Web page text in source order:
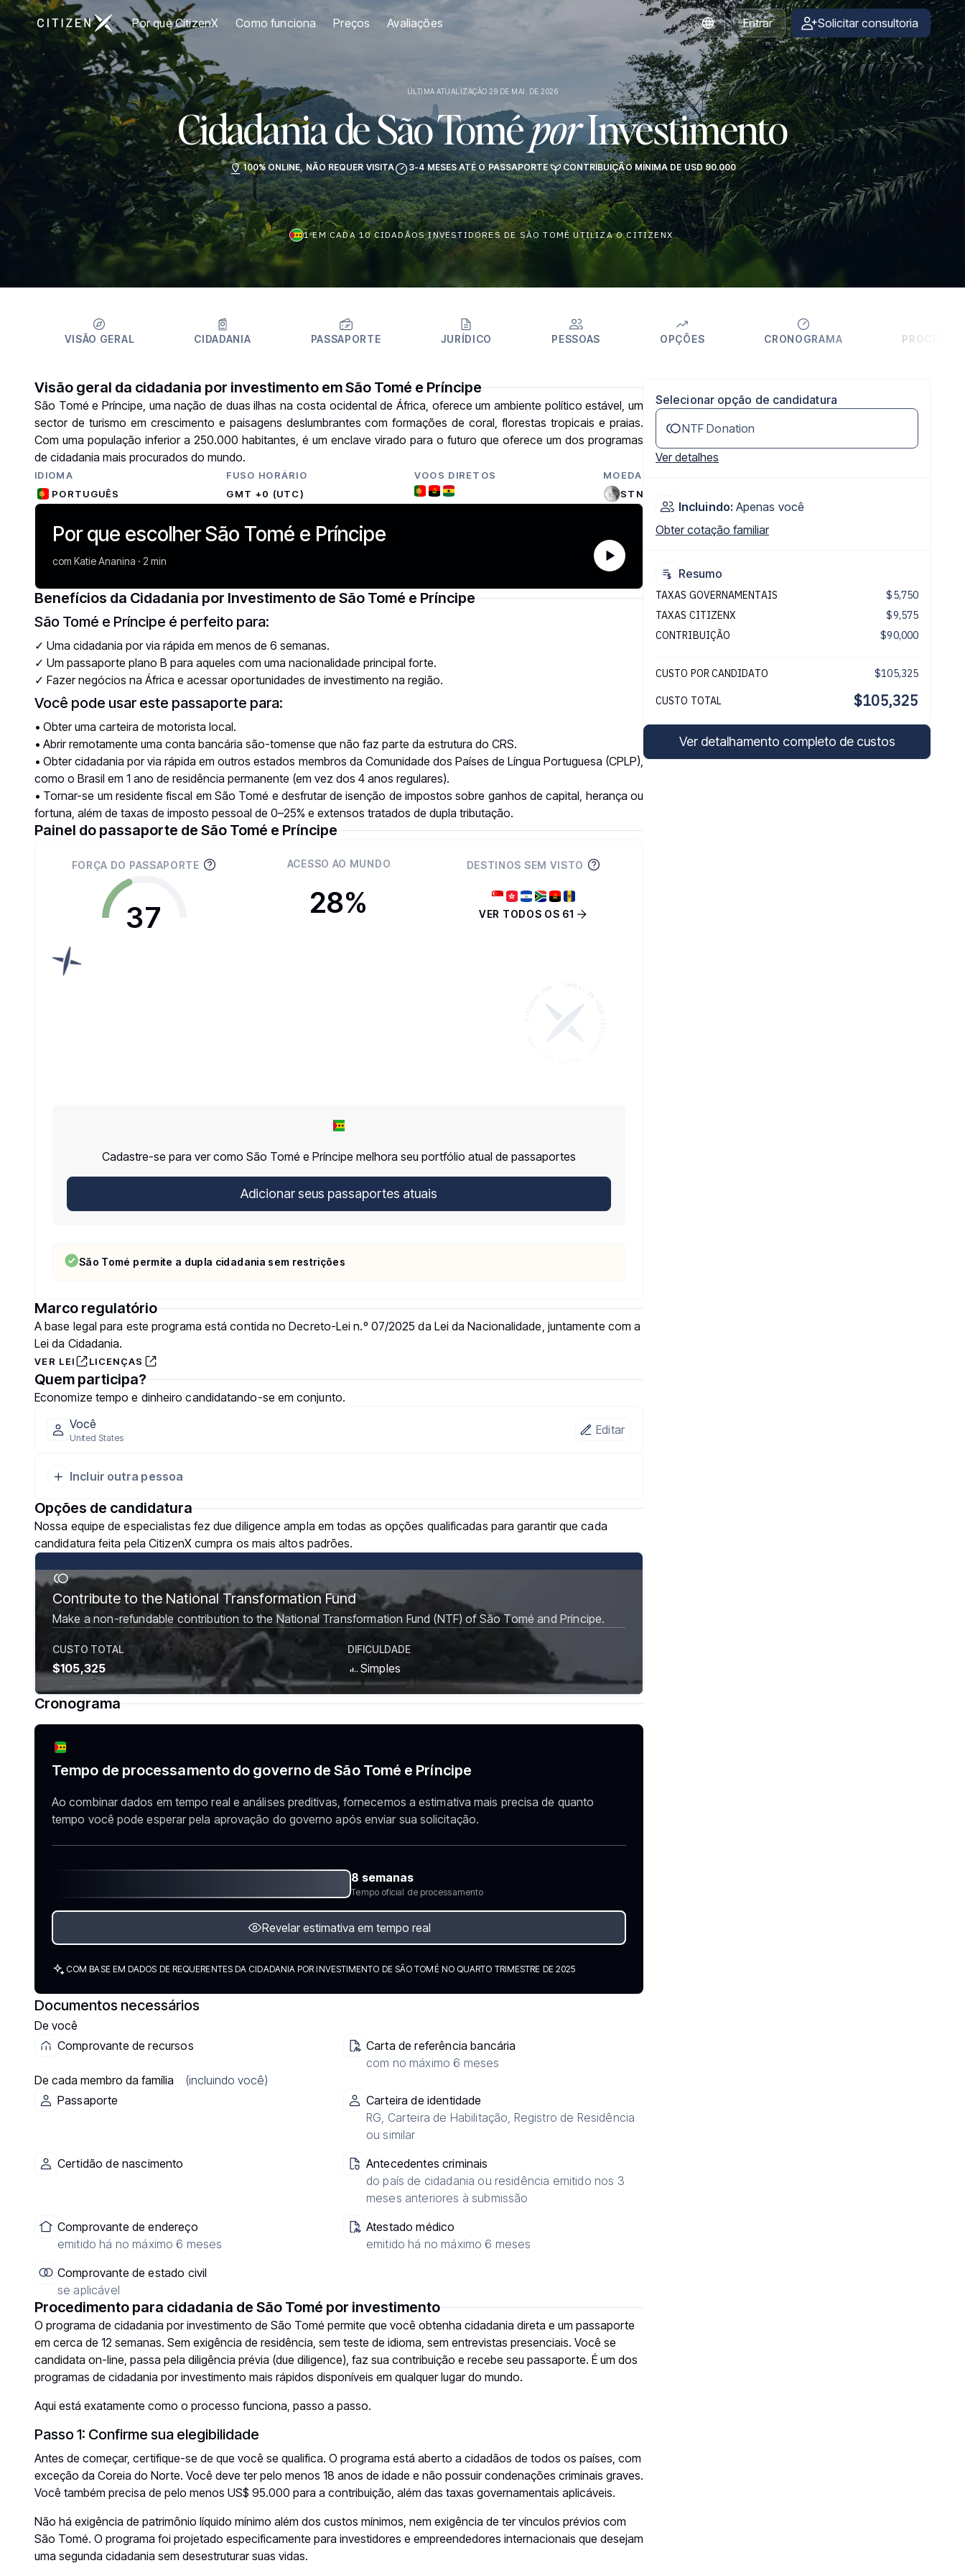
Ir para a página inicial da CitizenX
Por que CitizenX Como funciona Preços Avaliações
Portuguese
Entrar Solicitar consultoria
ÚLTIMA ATUALIZAÇÃO 29 DE MAI. DE 2026
Cidadania de São ToméporInvestimento
100% ONLINE, NÃO REQUER VISITA 3-4 MESES ATÉ O PASSAPORTE CONTRIBUIÇÃO MÍNIMA DE USD 90.000
1 EM CADA 10 CIDADÃOS INVESTIDORES DE SÃO TOMÉ UTILIZA O CITIZENX
VISÃO GERAL CIDADANIA PASSAPORTE JURÍDICO PESSOAS OPÇÕES CRONOGRAMA
Visão geral da cidadania por investimento em São Tomé e Príncipe
São Tomé e Príncipe, uma nação de duas ilhas na costa ocidental de África, oferece um ambiente político estável, um
sector de turismo em crescimento e paisagens deslumbrantes com formações de coral, florestas tropicais e praias.
Com uma população inferior a 250.000 habitantes, é um enclave virado para o futuro que oferece um dos programas
de cidadania mais procurados do mundo.
IDIOMA
PORTUGUÊS
FUSO HORÁRIO
GMT +0 (UTC)
VOOS DIRETOS
MOEDA
STN
Por que escolher São Tomé e Príncipe
com Katie Ananina · 2 min
Benefícios da Cidadania por Investimento de São Tomé e Príncipe
São Tomé e Príncipe é perfeito para:
✓ Uma cidadania por via rápida em menos de 6 semanas.
✓ Um passaporte plano B para aqueles com uma nacionalidade principal forte.
✓ Fazer negócios na África e acessar oportunidades de investimento na região.
Você pode usar este passaporte para:
• Obter uma carteira de motorista local.
• Abrir remotamente uma conta bancária são-tomense que não faz parte da estrutura do CRS.
• Obter cidadania por via rápida em outros estados membros da Comunidade dos Países de Língua Portuguesa (CPLP),
como o Brasil em 1 ano de residência permanente (em vez dos 4 anos regulares).
• Tornar-se um residente fiscal em São Tomé e desfrutar de isenção de impostos sobre ganhos de capital, herança ou
fortuna, além de taxas de imposto pessoal de 0–25% e extensos tratados de dupla tributação.
Painel do passaporte de São Tomé e Príncipe
FORÇA DO PASSAPORTE
37
ACESSO AO MUNDO
28%
DESTINOS SEM VISTO
VER TODOS OS 61
Cadastre-se para ver como São Tomé e Príncipe melhora seu portfólio atual de passaportes
Adicionar seus passaportes atuais
São Tomé permite a dupla cidadania sem restrições
Marco regulatório
A base legal para este programa está contida no Decreto-Lei n.º 07/2025 da Lei da Nacionalidade, juntamente com a
Lei da Cidadania.
VER LEI LICENÇAS
Quem participa?
Economize tempo e dinheiro candidatando-se em conjunto.
Você
United States
Editar
Incluir outra pessoa
Opções de candidatura
Nossa equipe de especialistas fez due diligence ampla em todas as opções qualificadas para garantir que cada
candidatura feita pela CitizenX cumpra os mais altos padrões.
Contribute to the National Transformation Fund
Make a non-refundable contribution to the National Transformation Fund (NTF) of São Tomé and Príncipe.
CUSTO TOTAL
$105,325
DIFICULDADE
Simples
Cronograma
Tempo de processamento do governo de São Tomé e Príncipe
Ao combinar dados em tempo real e análises preditivas, fornecemos a estimativa mais precisa de quanto
tempo você pode esperar pela aprovação do governo após enviar sua solicitação.
8 semanas
Tempo oficial de processamento
Revelar estimativa em tempo real
COM BASE EM DADOS DE REQUERENTES DA CIDADANIA POR INVESTIMENTO DE SÃO TOMÉ NO QUARTO TRIMESTRE DE 2025
Documentos necessários
De você
Comprovante de recursos
Carta de referência bancária
com no máximo 6 meses
De cada membro da família
(incluindo você)
Passaporte
Carteira de identidade
RG, Carteira de Habilitação, Registro de Residência
ou similar
Certidão de nascimento
Antecedentes criminais
do país de cidadania ou residência emitido nos 3
meses anteriores à submissão
Comprovante de endereço
emitido há no máximo 6 meses
Atestado médico
emitido há no máximo 6 meses
Comprovante de estado civil
se aplicável
Procedimento para cidadania de São Tomé por investimento
O programa de cidadania por investimento de São Tomé permite que você obtenha cidadania direta e um passaporte
em cerca de 12 semanas. Sem exigência de residência, sem teste de idioma, sem entrevistas presenciais. Você se
candidata on-line, passa pela diligência prévia (due diligence), faz sua contribuição e recebe seu passaporte. É um dos
programas de cidadania por investimento mais rápidos disponíveis em qualquer lugar do mundo.
Aqui está exatamente como o processo funciona, passo a passo.
Passo 1: Confirme sua elegibilidade
Antes de começar, certifique-se de que você se qualifica. O programa está aberto a cidadãos de todos os países, com
exceção da Coreia do Norte. Você deve ter pelo menos 18 anos de idade e não possuir condenações criminais graves.
Você também precisa de pelo menos US$ 95.000 para a contribuição, além das taxas governamentais aplicáveis.
Não há exigência de patrimônio líquido mínimo além dos custos mínimos, nem exigência de ter vínculos prévios com
São Tomé. O programa foi projetado especificamente para investidores e empreendedores internacionais que desejam
uma segunda cidadania sem desestruturar suas vidas.
Selecionar opção de candidatura
NTF Donation
Ver detalhes
Incluindo: Apenas você
Obter cotação familiar
Resumo
TAXAS GOVERNAMENTAIS
$5,750
TAXAS CITIZENX
$9,575
CONTRIBUIÇÃO
$90,000
CUSTO POR CANDIDATO $105,325
CUSTO TOTAL $105,325
Ver detalhamento completo de custos